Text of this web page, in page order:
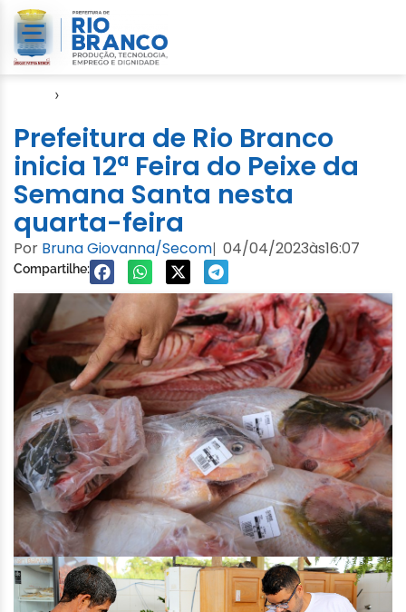
›
Prefeitura de Rio Branco
inicia 12ª Feira do Peixe da
Semana Santa nesta
quarta-feira
Por Bruna Giovanna/Secom| 04/04/2023às16:07
Compartilhe: